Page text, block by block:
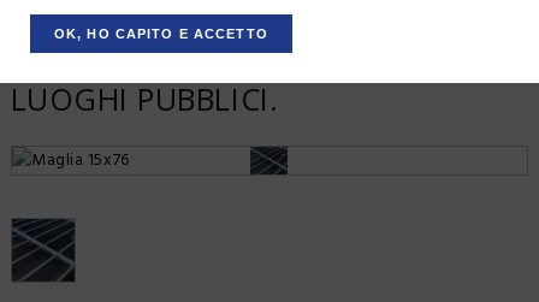
GRIGLIATO CON MAGLIA
ANTITACCO 15X76, IDEALE PER
LUOGHI PUBBLICI.
OK, HO CAPITO E ACCETTO